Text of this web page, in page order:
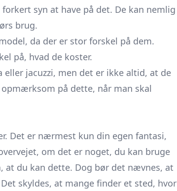
syn at have på det. De kan nemlig
brug.
da der er stor forskel på dem.
på, hvad de koster.
jacuzzi, men det er ikke altid, at de
på dette, når man skal
Det er nærmest kun din egen fantasi,
om det er noget, du kan bruge
at du kan dette. Dog bør det nævnes, at
skyldes, at mange finder et sted, hvor